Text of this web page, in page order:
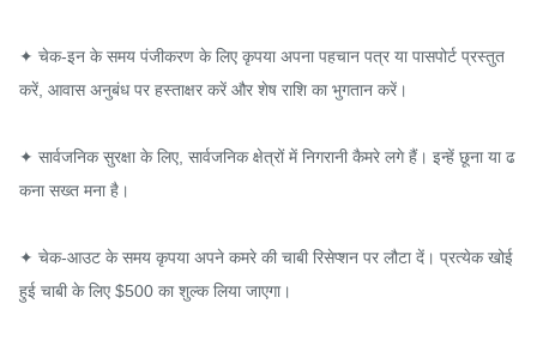
✦ चेक-इन के समय पंजीकरण के लिए कृपया अपना पहचान पत्र या पासपोर्ट प्रस्तुत
करें, आवास अनुबंध पर हस्ताक्षर करें और शेष राशि का भुगतान करें।
✦ सार्वजनिक सुरक्षा के लिए, सार्वजनिक क्षेत्रों में निगरानी कैमरे लगे हैं। इन्हें छूना या ढ
कना सख्त मना है।
✦ चेक-आउट के समय कृपया अपने कमरे की चाबी रिसेप्शन पर लौटा दें। प्रत्येक खोई
हुई चाबी के लिए $500 का शुल्क लिया जाएगा।